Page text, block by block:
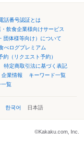
話番号認証とは
飲食企業様向けサービス
団体様等向け）について
べログプレミアム
約（リクエスト予約）
特定商取引法に基づく表記
企業情報
キーワード一覧
覧
한국어 日本語
©Kakaku.com, Inc.